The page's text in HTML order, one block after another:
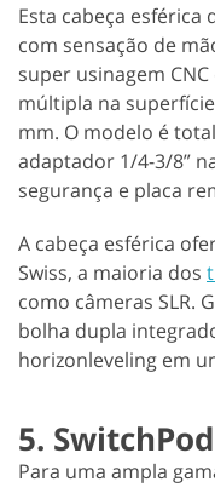
Esta cabeça
com sensação de
super usinagem
múltipla na
mm. O modelo é
adaptador 1/4-3/8”
segurança e placa
A cabeça esférica
Swiss, a maioria dos
como câmeras SLR.
bolha dupla
horizonleveling em
5. SwitchPod
Para uma ampla